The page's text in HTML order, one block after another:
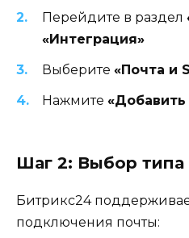
Перейдите в раздел
«Интеграция»
Выберите «Почта и
Нажмите
Шаг 2: Выбор
Битрикс24
подключения почты: